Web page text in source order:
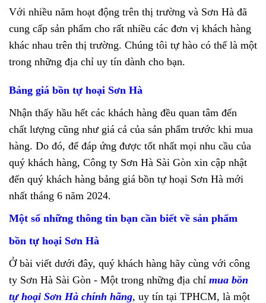
Với nhiều năm hoạt động trên thị trường và Sơn Hà đã
cung cấp sản phẩm cho rất nhiều các đơn vị khách hàng
khác nhau trên thị trường. Chúng tôi tự hào có thể là một
trong những địa chỉ uy tín dành cho bạn.
Bảng giá bồn tự hoại Sơn Hà
Nhận thấy hầu hết các khách hàng đều quan tâm đến
chất lượng cũng như giá cả của sản phẩm trước khi mua
hàng. Do đó, để đáp ứng được tốt nhất mọi nhu cầu của
quý khách hàng, Công ty Sơn Hà Sài Gòn xin cập nhật
đến quý khách hàng bảng giá bồn tự hoại Sơn Hà mới
nhất tháng 6 năm 2024.
Một số những thông tin bạn cần biết về sản phẩm
bồn tự hoại Sơn Hà
Ở bài viết dưới đây, quý khách hàng hãy cùng với công
ty Sơn Hà Sài Gòn - Một trong những địa chỉ mua bồn
tự hoại Sơn Hà chính hãng, uy tín tại TPHCM, là một